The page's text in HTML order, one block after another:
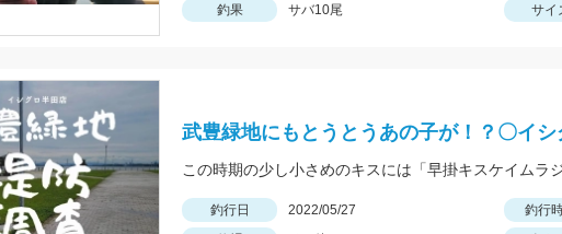
釣果
サバ10尾 サイ
武豊緑地にもとうとうあの子が！？〇イ
釣行日 2022/05/27 釣行